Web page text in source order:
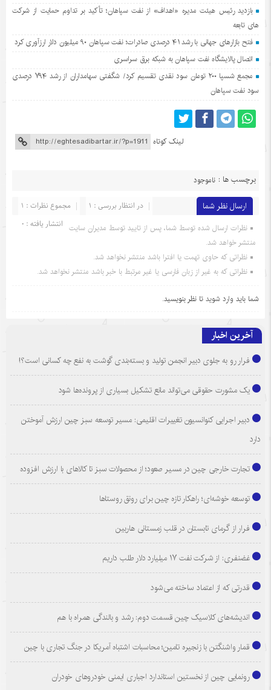
بازدید رئیس هیئت مدیره «اهداف» از نفت سپاهان؛ تأکید بر تداوم حمایت از شرکت
های تابعه
فتح بازارهای جهانی با رشد ۴۱ درصدی صادرات؛ نفت سپاهان ۹۰ میلیون دلار ارزآوری کرد
اتصال پالایشگاه نفت سپاهان به شبکه برق سراسری
مجمع شسپا ۲۰۰ تومان سود نقدی تقسیم کرد/ شگفتی سهامداران از رشد ۷۹۴ درصدی
سود نفت سپاهان
لینک کوتاه
برچسب ها : ناموجود
ارسال نظر شما مجموع نظرات : 1
در انتظار بررسی : 1
انتشار یافته : 0 نظرات ارسال شده توسط شما، پس از تایید توسط مدیران سایت
منتشر خواهد شد.
نظراتی که حاوی تهمت یا افترا باشد منتشر نخواهد شد.
نظراتی که به غیر از زبان فارسی یا غیر مرتبط با خبر باشد منتشر نخواهد شد.
شما باید وارد شوید تا نظر بنویسید.
آخرین اخبار
فرار رو به جلوی دبیر انجمن تولید و بسته‌بندی گوشت به نفع چه کسانی است؟!
یک مشورت حقوقی می‌تواند مانع تشکیل بسیاری از پرونده‌ها شود
دبیر اجرایی کنوانسیون تغییرات اقلیمی: مسیر توسعه سبز چین ارزش آموختن
دارد
تجارت خارجی چین در مسیر صعود؛ از محصولات سبز تا کالاهای با ارزش افزوده
توسعه خوشه‌ای؛ راهکار تازه چین برای رونق روستاها
فرار از گرمای تابستان در قلب زمستانی هاربین
غضنفری: از شرکت نفت ۱۷ میلیارد دلار طلب داریم
قدرتی که از اعتماد ساخته می‌شود
اندیشه‌های کلاسیک چین قسمت دوم: رشد و بالندگی همراه با هم
قمار واشنگتن با زنجیره تامین؛ محاسبات اشتباه آمریکا در جنگ تجاری با چین
رونمایی چین از نخستین استاندارد اجباری ایمنی خودروهای خودران